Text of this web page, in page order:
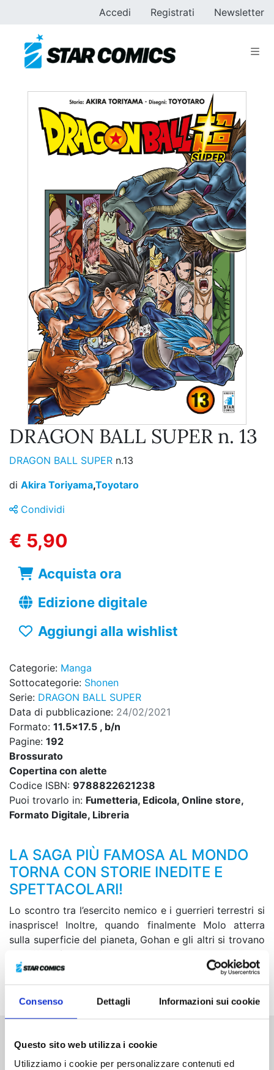
Consenso Dettagli Informazioni sui cookie
Questo sito web utilizza i cookie
Utilizziamo i cookie per personalizzare contenuti ed
Accedi Registrati Newsletter
DRAGON BALL SUPER n. 13
DRAGON BALL SUPER n.13
di Akira Toriyama,Toyotaro
Condividi
€ 5,90
Acquista ora
Edizione digitale
Aggiungi alla wishlist
Categorie: Manga
Sottocategorie: Shonen
Serie: DRAGON BALL SUPER
Data di pubblicazione: 24/02/2021
Formato: 11.5x17.5 , b/n
Pagine: 192
Brossurato
Copertina con alette
Codice ISBN: 9788822621238
Puoi trovarlo in: Fumetteria, Edicola, Online store,
Formato Digitale, Libreria
LA SAGA PIÙ FAMOSA AL MONDO
TORNA CON STORIE INEDITE E
SPETTACOLARI!
Lo scontro tra l’esercito nemico e i guerrieri terrestri si
inasprisce! Inoltre, quando finalmente Molo atterra
sulla superficie del pianeta, Gohan e gli altri si trovano
in difficoltà nell’affrontare un Saganbo atrocemente
potenziato. Goku e Vegeta arriveranno in tempo per
salvare la Terra dal pericolo che incombe?!
Altri volumi della serie